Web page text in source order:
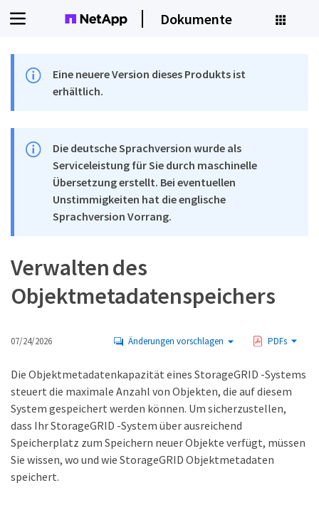
Dokumente
Eine neuere Version dieses Produkts ist
erhältlich.
Die deutsche Sprachversion wurde als
Serviceleistung für Sie durch maschinelle
Übersetzung erstellt. Bei eventuellen
Unstimmigkeiten hat die englische
Sprachversion Vorrang.
Verwalten des
Objektmetadatenspeichers
07/24/2026 Änderungen vorschlagen PDFs
Die Objektmetadatenkapazität eines StorageGRID -Systems
steuert die maximale Anzahl von Objekten, die auf diesem
System gespeichert werden können. Um sicherzustellen,
dass Ihr StorageGRID -System über ausreichend
Speicherplatz zum Speichern neuer Objekte verfügt, müssen
Sie wissen, wo und wie StorageGRID Objektmetadaten
speichert.